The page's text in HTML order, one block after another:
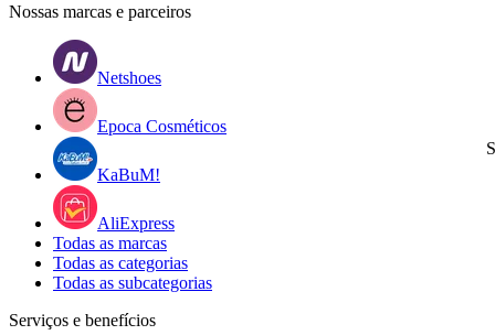
Nossas marcas e parceiros
Netshoes
Epoca Cosméticos
KaBuM!
AliExpress
Todas as marcas
Todas as categorias
Todas as subcategorias
Serviços e benefícios